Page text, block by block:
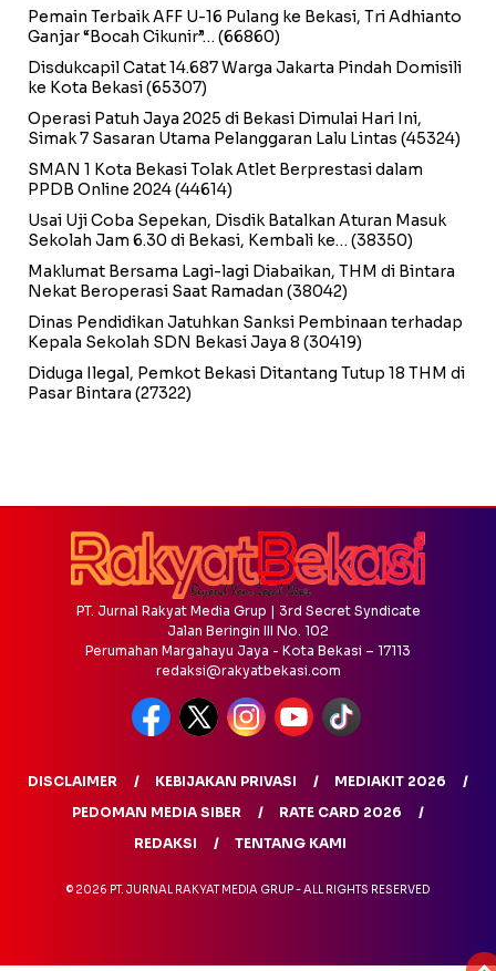
Pemain Terbaik AFF U-16 Pulang ke Bekasi, Tri Adhianto
Ganjar “Bocah Cikunir”… (66860)
Disdukcapil Catat 14.687 Warga Jakarta Pindah Domisili
ke Kota Bekasi(65307)
Operasi Patuh Jaya 2025 di Bekasi Dimulai Hari Ini,
Simak 7 Sasaran Utama Pelanggaran Lalu Lintas (45324)
SMAN 1 Kota Bekasi Tolak Atlet Berprestasi dalam
PPDB Online 2024(44614)
Usai Uji Coba Sepekan, Disdik Batalkan Aturan Masuk
Sekolah Jam 6.30 di Bekasi, Kembali ke… (38350)
Maklumat Bersama Lagi-lagi Diabaikan, THM di Bintara
Nekat Beroperasi Saat Ramadan (38042)
Dinas Pendidikan Jatuhkan Sanksi Pembinaan terhadap
Kepala Sekolah SDN Bekasi Jaya 8 (30419)
Diduga Ilegal, Pemkot Bekasi Ditantang Tutup 18 THM di
Pasar Bintara (27322)
PT. Jurnal Rakyat Media Grup | 3rd Secret Syndicate
Jalan Beringin III No. 102
Perumahan Margahayu Jaya - Kota Bekasi – 17113
redaksi@rakyatbekasi.com
DISCLAIMER KEBIJAKAN PRIVASI
MEDIAKIT 2026
PEDOMAN MEDIA SIBER
RATE CARD 2026
REDAKSI
TENTANG KAMI
© 2026 PT. JURNAL RAKYAT MEDIA GRUP - ALL RIGHTS RESERVED